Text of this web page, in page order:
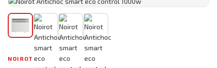
FRANCE · 1946
NOIROT